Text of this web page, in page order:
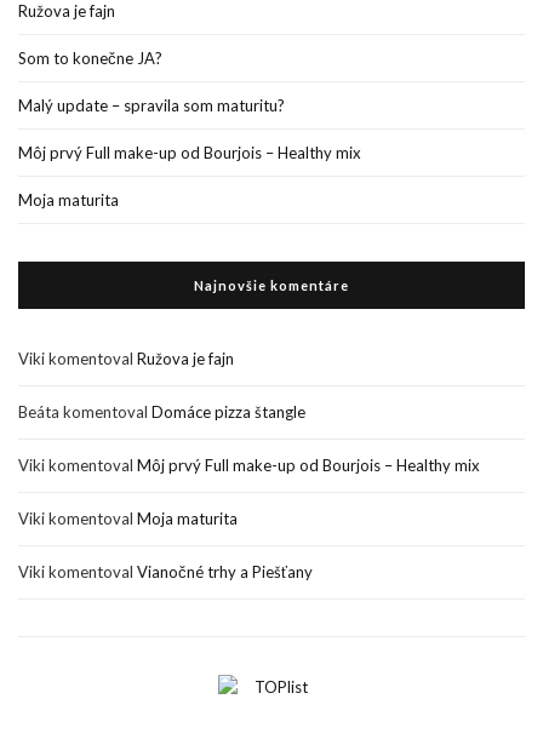
Ružova je fajn
Som to konečne JA?
Malý update – spravila som maturitu?
Môj prvý Full make-up od Bourjois – Healthy mix
Moja maturita
Najnovšie komentáre
Vikikomentoval Ružova je fajn
Beáta komentoval Domáce pizza štangle
Vikikomentoval Môj prvý Full make-up od Bourjois – Healthy mix
Vikikomentoval Moja maturita
Vikikomentoval Vianočné trhy a Piešťany